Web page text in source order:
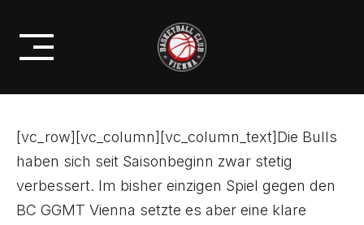
content
GEGEN KAPFENBERG BULLS SEIN
COMEBACK
[vc_row][vc_column][vc_column_text]Die Bulls
haben sich seit Saisonbeginn zwar stetig
verbessert. Im bisher einzigen Spiel gegen den
BC GGMT Vienna setzte es aber eine klare